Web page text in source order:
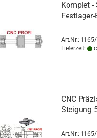
Komplet -
Art.Nr.: 1165/
Lieferzeit:
CNC
Steigung
Art.Nr.: